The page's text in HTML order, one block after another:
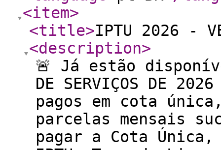
<item>
<title>IPTU 2026 -
<description>
🚨 Já estão
DE SERVIÇOS DE
pagos em cota
parcelas mensais
pagar a Cota Única,